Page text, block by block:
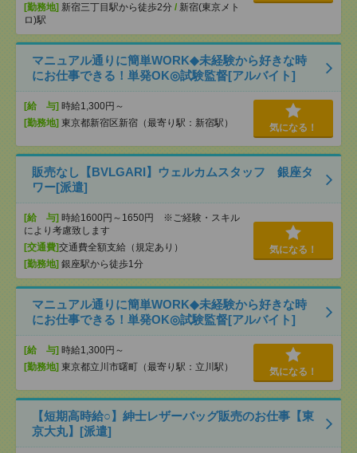
[勤務地] 新宿三丁目駅から徒歩2分 / 新宿(東京メト
ロ)駅
マニュアル通りに簡単WORK◆未経験から好きな時
にお仕事できる！単発OK◎試験監督[アルバイト]
[給 与] 時給1,300円～
[勤務地] 東京都新宿区新宿（最寄り駅：新宿駅） 気になる！
販売なし【BVLGARI】ウェルカムスタッフ 銀座タ
ワー[派遣]
[給 与] 時給1600円～1650円 ※ご経験・スキル
により考慮致します
[交通費]交通費全額支給（規定あり）
[勤務地] 銀座駅から徒歩1分
気になる！
マニュアル通りに簡単WORK◆未経験から好きな時
にお仕事できる！単発OK◎試験監督[アルバイト]
[給 与] 時給1,300円～
[勤務地] 東京都立川市曙町（最寄り駅：立川駅） 気になる！
【短期高時給○】紳士レザーバッグ販売のお仕事【東
京大丸】[派遣]